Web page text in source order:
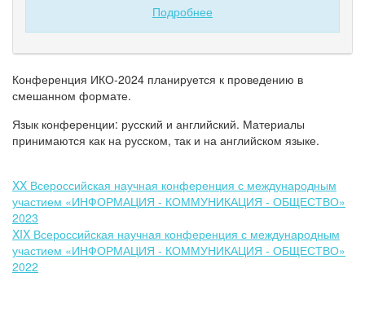
Подробнее
Конференция ИКО-2024 планируется к проведению в
смешанном формате.
Язык конференции: русский и английский. Материалы
принимаются как на русском, так и на английском языке.
XX Всероссийская научная конференция с международным
участием «ИНФОРМАЦИЯ - КОММУНИКАЦИЯ - ОБЩЕСТВО»
2023
XIX Всероссийская научная конференция с международным
участием «ИНФОРМАЦИЯ - КОММУНИКАЦИЯ - ОБЩЕСТВО»
2022